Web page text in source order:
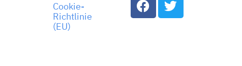
Cookie-
Richtlinie
(EU)